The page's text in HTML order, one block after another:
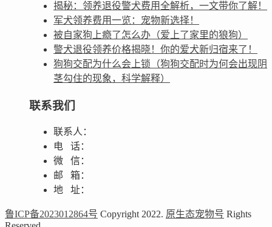
揭秘：领养退役警犬费用全解析，一文带你了解！
军犬领养费用一览：宠物新选择！
被自家狗上瘾了怎么办（爱上了家里的狼狗）
警犬退役领养价格揭晓！你的爱犬新归宿来了！
狗狗交配为什么会上锁（狗狗交配时为何会出现阴
茎勾住的现象，科学解释）
联系我们
联系人：
电 话：
微 信：
邮 箱：
地 址：
鲁ICP备2023012864号 Copyright 2022. 原生态宠物号 Rights